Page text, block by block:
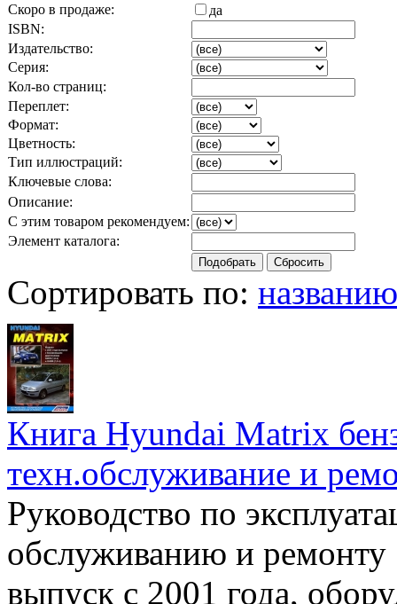
Скоро в продаже:
да
ISBN:
Издательство:
Серия:
Кол-во страниц:
Переплет:
Формат:
Цветность:
Тип иллюстраций:
Ключевые слова:
Описание:
С этим товаром рекомендуем:
Элемент каталога:
Сортировать по: названию
Книга Hyundai Matrix
техн.обслуживание и
Руководство по
обслуживанию и
выпуск с 2001 года,